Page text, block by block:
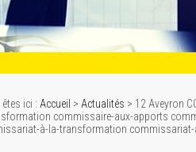
ici : Accueil > Actualités > 12 Aveyron
commissaire-aux-apports
à-la-transformation